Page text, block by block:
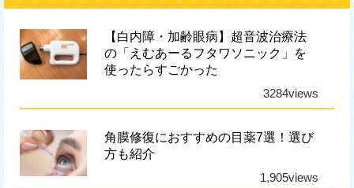
【白内障・加齢眼病】超音波治療法
の「えむあーるフタワソニック」を
使ったらすごかった
3284views
角膜修復におすすめの目薬7選！選び
方も紹介
1,905views